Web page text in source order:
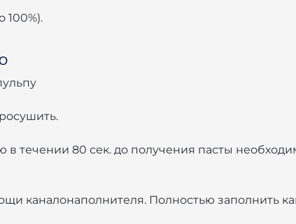
100%).
течении 80 сек. до получения пасты
каналонаполнителя. Полностью заполнить